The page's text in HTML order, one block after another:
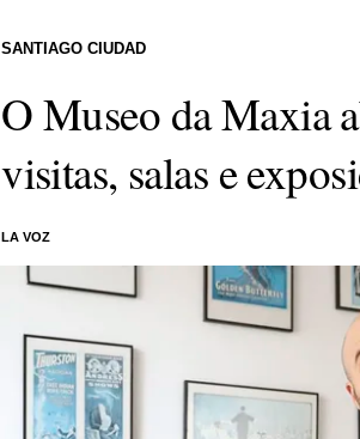
O Museo da Maxia
visitas, salas e
LA VOZ
SANTIAGO CIUDAD